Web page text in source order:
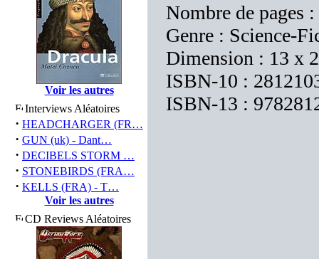
Voir les autres
Interviews Aléatoires
· HEADCHARGER (FR…
· GUN (uk) - Dant…
· DECIBELS STORM …
· STONEBIRDS (FRA…
· KELLS (FRA) - T…
Voir les autres
CD Reviews Aléatoires
Nombre de pages
Genre : Science-
Dimension : 13 x
ISBN-10 :
ISBN-13 :